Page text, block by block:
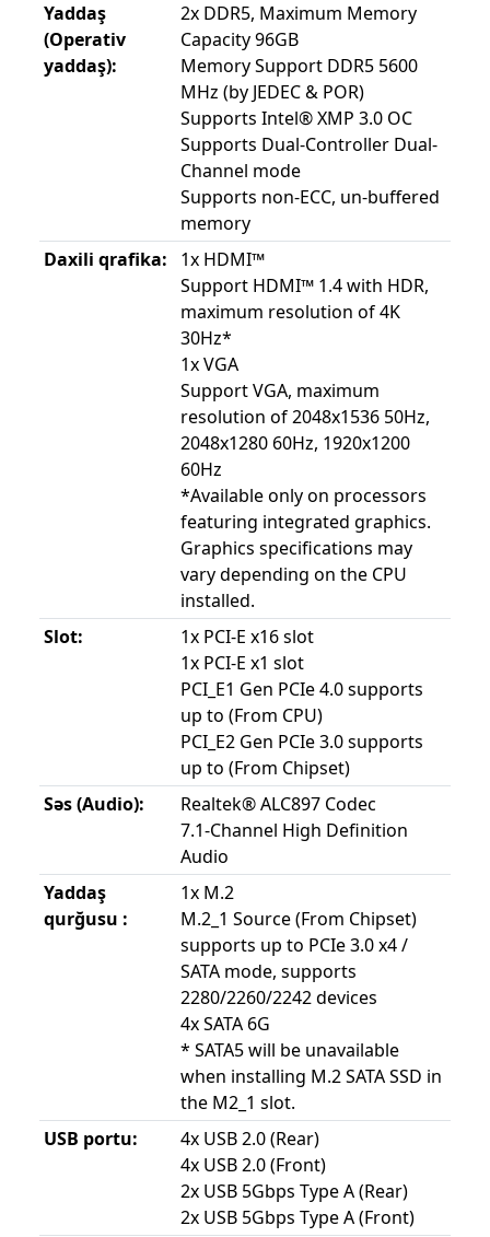
Yaddaş
(Operativ
yaddaş):
2x DDR5, Maximum Memory
Capacity 96GB
Memory Support DDR5 5600
MHz (by JEDEC & POR)
Supports Intel® XMP 3.0 OC
Supports Dual-Controller Dual-
Channel mode
Supports non-ECC, un-buffered
memory
Daxili qrafika:
1x HDMI™
Support HDMI™ 1.4 with HDR,
maximum resolution of 4K
30Hz*
1x VGA
Support VGA, maximum
resolution of 2048x1536 50Hz,
2048x1280 60Hz, 1920x1200
60Hz
*Available only on processors
featuring integrated graphics.
Graphics specifications may
vary depending on the CPU
installed.
Slot:
1x PCI-E x16 slot
1x PCI-E x1 slot
PCI_E1 Gen PCIe 4.0 supports
up to (From CPU)
PCI_E2 Gen PCIe 3.0 supports
up to (From Chipset)
Səs (Audio):
Realtek® ALC897 Codec
7.1-Channel High Definition
Audio
Yaddaş
qurğusu :
1x M.2
M.2_1 Source (From Chipset)
supports up to PCIe 3.0 x4 /
SATA mode, supports
2280/2260/2242 devices
4x SATA 6G
* SATA5 will be unavailable
when installing M.2 SATA SSD in
the M2_1 slot.
USB portu:
4x USB 2.0 (Rear)
4x USB 2.0 (Front)
2x USB 5Gbps Type A (Rear)
2x USB 5Gbps Type A (Front)